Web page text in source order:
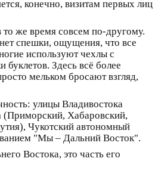
конечно, визитам первых лиц
же время совсем по-другому.
спешки, ощущения, что все
используют чехлы с
Здесь всё более
мельком бросают взгляд,
улицы Владивостока
(Приморский, Хабаровский,
Чукотский автономный
"Мы – Дальний Восток".
Востока, это часть его